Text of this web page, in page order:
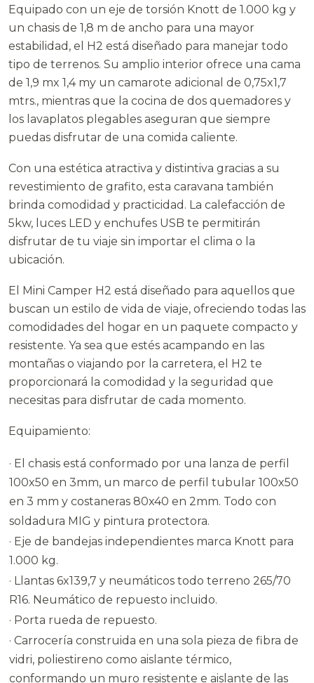
Equipado con un eje de torsión Knott de 1.000 kg y
un chasis de 1,8 m de ancho para una mayor
estabilidad, el H2 está diseñado para manejar todo
tipo de terrenos. Su amplio interior ofrece una cama
de 1,9 mx 1,4 my un camarote adicional de 0,75x1,7
mtrs., mientras que la cocina de dos quemadores y
los lavaplatos plegables aseguran que siempre
puedas disfrutar de una comida caliente.
Con una estética atractiva y distintiva gracias a su
revestimiento de grafito, esta caravana también
brinda comodidad y practicidad. La calefacción de
5kw, luces LED y enchufes USB te permitirán
disfrutar de tu viaje sin importar el clima o la
ubicación.
El Mini Camper H2 está diseñado para aquellos que
buscan un estilo de vida de viaje, ofreciendo todas las
comodidades del hogar en un paquete compacto y
resistente. Ya sea que estés acampando en las
montañas o viajando por la carretera, el H2 te
proporcionará la comodidad y la seguridad que
necesitas para disfrutar de cada momento.
Equipamiento:
· El chasis está conformado por una lanza de perfil
100x50 en 3mm, un marco de perfil tubular 100x50
en 3 mm y costaneras 80x40 en 2mm. Todo con
soldadura MIG y pintura protectora.
· Eje de bandejas independientes marca Knott para
1.000 kg.
· Llantas 6x139,7 y neumáticos todo terreno 265/70
R16. Neumático de repuesto incluido.
· Porta rueda de repuesto.
· Carrocería construida en una sola pieza de fibra de
vidri, poliestireno como aislante térmico,
conformando un muro resistente e aislante de las